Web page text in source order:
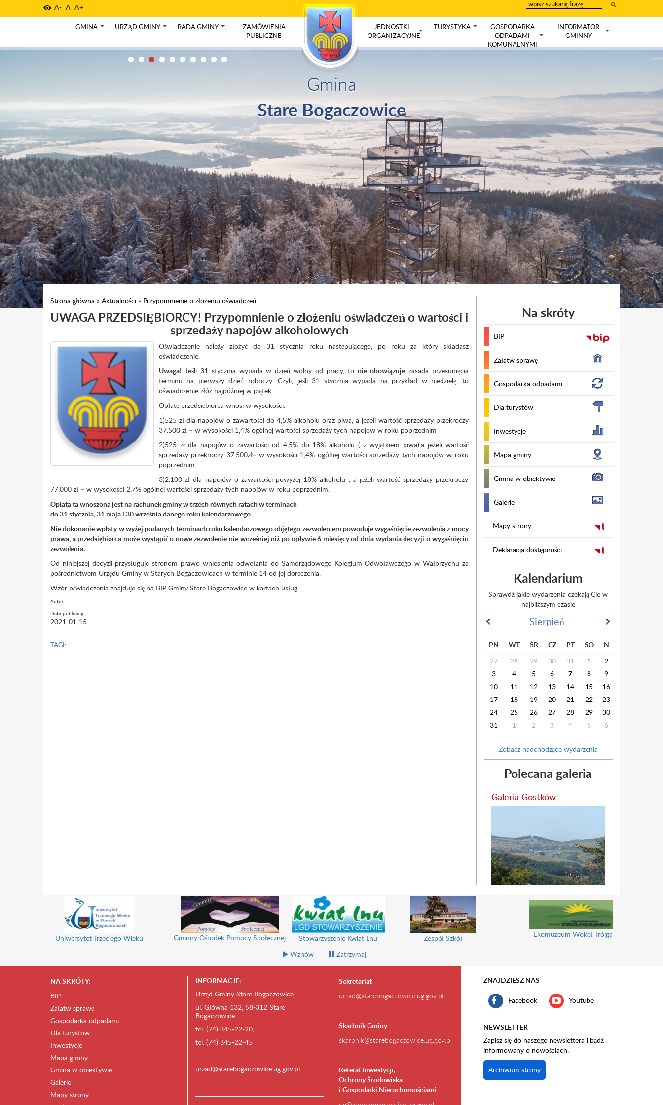
A- A A+
wpisz
szukany
tekst
GMINA URZĄD GMINY RADA GMINY
ZAMÓWIENIA
PUBLICZNE
JEDNOSTKI
ORGANIZACYJNE
TURYSTYKA
GOSPODARKA
ODPADAMI
KOMUNALNYMI
INFORMATOR
GMINNY
Gmina
Stare Bogaczowice
Strona główna » Aktualności » Przypomnienie o złożeniu oświadczeń
UWAGA PRZEDSIĘBIORCY! Przypomnienie o złożeniu oświadczeń o wartości i
sprzedaży napojów alkoholowych
Oświadczenie należy złożyć do 31 stycznia roku następującego, po roku za który składasz
oświadczenie.
Uwaga! Jeśli 31 stycznia wypada w dzień wolny od pracy, to nie obowiązujezasada przesunięcia
terminu na pierwszy dzień roboczy. Czyli, jeśli 31 stycznia wypada na przykład w niedzielę, to
oświadczenie złóż najpóźniej w piątek.
Opłatę przedsiębiorca wnosi w wysokości:
1)525 zł dla napojów o zawartości do 4,5% alkoholu oraz piwa, a jeżeli wartość sprzedaży przekroczy
37.500 zł – w wysokości 1,4% ogólnej wartości sprzedaży tych napojów w roku poprzednim
2)525 zł dla napojów o zawartości od 4,5% do 18% alkoholu ( z wyjątkiem piwa),a jeżeli wartość
sprzedaży przekroczy 37.500zł– w wysokości 1,4% ogólnej wartości sprzedaży tych napojów w roku
poprzednim
3)2.100 zł dla napojów o zawartości powyżej 18% alkoholu , a jeżeli wartość sprzedaży przekroczy
77.000 zł – w wysokości 2,7% ogólnej wartości sprzedaży tych napojów w roku poprzednim.
Opłata ta wnoszona jest na rachunek gminy w trzech równych ratach w terminach
do 31 stycznia, 31 maja i 30 września danego roku kalendarzowego
Nie dokonanie wpłaty w wyżej podanych terminach roku kalendarzowego objętego zezwoleniem powoduje wygaśnięcie zezwolenia z mocy
prawa, a przedsiębiorca może wystąpić o nowe zezwolenie nie wcześniej niż po upływie 6 miesięcy od dnia wydania decyzji o wygaśnięciu
zezwolenia.
Od niniejszej decyzji przysługuje stronom prawo wniesienia odwołania do Samorządowego Kolegium Odwoławczego w Wałbrzychu za
pośrednictwem Urzędu Gminy w Starych Bogaczowicach w terminie 14 od jej doręczenia.
Wzór oświadczenia znajduje się na BIP Gminy Stare Bogaczowice w kartach usług.
Autor:
Data publikacji:
2021-01-15
TAGI:
Na skróty
BIP
Załatw sprawę
Gospodarka odpadami
Dla turystów
Inwestycje
Mapa gminy
Gmina w obiektywie
Galerie
Mapy strony
Deklaracja dostępności
Kalendarium
Sprawdź jakie wydarzenia czekają Cie w
najbliższym czasie
Sierpień
PN WT ŚR CZ PT SO
N
27
28 29 30 31 1
2
3
4 5 6 7 8
9
10
11 12 13 14 15
16
17
18 19 20 21 22
23
24
25 26 27 28 29
30
31
1 2 3 4 5 6
Zobacz nadchodzące wydarzenia
Polecana galeria
Galeria Gostków
Uniwersytet Trzeciego Wieku Gminny Ośrodek Pomocy Społecznej Stowarzyszenie Kwiat Lnu Zespół Szkół Ekomuzeum Wokół Trójgarbu
Wznów Zatrzymaj
NA SKRÓTY:
BIP
Załatw sprawę
Gospodarka odpadami
Dla turystów
Inwestycje
Mapa gminy
Gmina w obiektywie
Galerie
Mapy strony
INFORMACJE:
Urząd Gminy Stare Bogaczowice
ul. Główna 132, 58-312 Stare
Bogaczowice
tel. (74) 845-22-20,
tel. (74) 845-22-45
urzad@starebogaczowice.ug.gov.pl
Sekretariat
urzad@starebogaczowice.ug.gov.pl
Skarbnik Gminy
skarbnik@starebogaczowice.ug.gov.pl
Referat Inwestycji,
Ochrony Środowiska
i Gospodarki Nieruchomościami
ZNAJDZIESZ NAS
Facebook Youtube
NEWSLETTER
Zapisz się do naszego newslettera i bądź
informowany o nowościach.
Archiwum strony